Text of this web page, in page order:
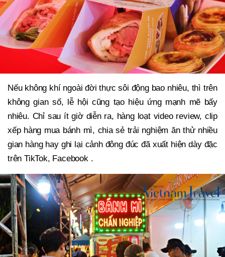
Nếu không khí ngoài đời thực sôi động bao nhiêu, thì trên
không gian số, lễ hội cũng tạo hiệu ứng mạnh mẽ bấy
nhiêu. Chỉ sau ít giờ diễn ra, hàng loạt video review, clip
xếp hàng mua bánh mì, chia sẻ trải nghiệm ăn thử nhiều
gian hàng hay ghi lại cảnh đông đúc đã xuất hiện dày đặc
trên TikTok, Facebook .